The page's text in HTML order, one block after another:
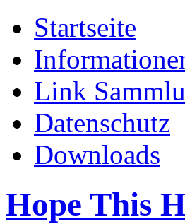
Startseite
Link
Datenschutz
Downloads
Hope This